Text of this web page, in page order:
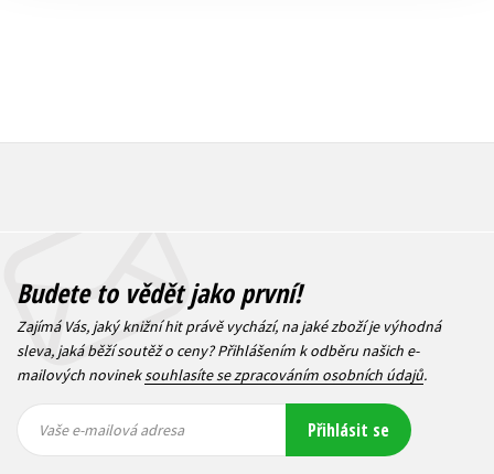
Budete to vědět jako první!
Zajímá Vás, jaký knižní hit právě vychází, na jaké zboží je výhodná
sleva, jaká běží soutěž o ceny? Přihlášením k odběru našich e-
mailových novineksouhlasíte se zpracováním osobních údajů.
mailová
mailová
Vaše e-mailová adresa Přihlásit se